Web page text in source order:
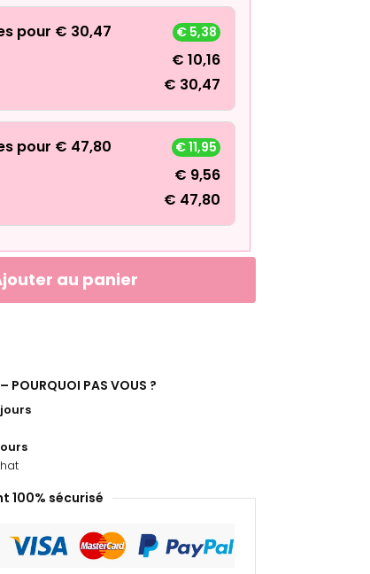
pour € 30,47 € 5,38
€ 10,16
€ 30,47
pour € 47,80 €11,95
€ 9,56
€ 47,80
au panier
POURQUOI PAS VOUS ?
100% sécurisé